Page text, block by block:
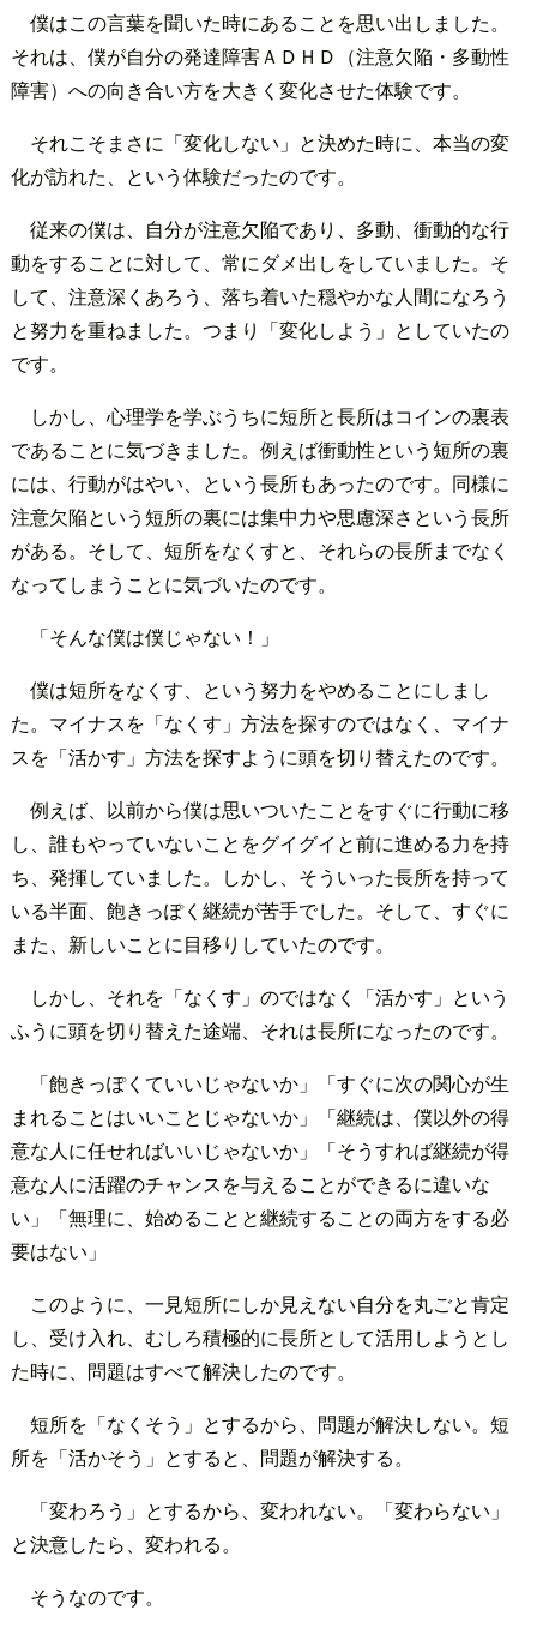
僕はこの言葉を聞いた時にあることを思い出しました。
それは、僕が自分の発達障害ＡＤＨＤ（注意欠陥・多動性
障害）への向き合い方を大きく変化させた体験です。
それこそまさに「変化しない」と決めた時に、本当の変
化が訪れた、という体験だったのです。
従来の僕は、自分が注意欠陥であり、多動、衝動的な行
動をすることに対して、常にダメ出しをしていました。そ
して、注意深くあろう、落ち着いた穏やかな人間になろう
と努力を重ねました。つまり「変化しよう」としていたの
です。
しかし、心理学を学ぶうちに短所と長所はコインの裏表
であることに気づきました。例えば衝動性という短所の裏
には、行動がはやい、という長所もあったのです。同様に
注意欠陥という短所の裏には集中力や思慮深さという長所
がある。そして、短所をなくすと、それらの長所までなく
なってしまうことに気づいたのです。
「そんな僕は僕じゃない！」
僕は短所をなくす、という努力をやめることにしまし
た。マイナスを「なくす」方法を探すのではなく、マイナ
スを「活かす」方法を探すように頭を切り替えたのです。
例えば、以前から僕は思いついたことをすぐに行動に移
し、誰もやっていないことをグイグイと前に進める力を持
ち、発揮していました。しかし、そういった長所を持って
いる半面、飽きっぽく継続が苦手でした。そして、すぐに
また、新しいことに目移りしていたのです。
しかし、それを「なくす」のではなく「活かす」という
ふうに頭を切り替えた途端、それは長所になったのです。
「飽きっぽくていいじゃないか」「すぐに次の関心が生
まれることはいいことじゃないか」「継続は、僕以外の得
意な人に任せればいいじゃないか」「そうすれば継続が得
意な人に活躍のチャンスを与えることができるに違いな
い」「無理に、始めることと継続することの両方をする必
要はない」
このように、一見短所にしか見えない自分を丸ごと肯定
し、受け入れ、むしろ積極的に長所として活用しようとし
た時に、問題はすべて解決したのです。
短所を「なくそう」とするから、問題が解決しない。短
所を「活かそう」とすると、問題が解決する。
「変わろう」とするから、変われない。「変わらない」
と決意したら、変われる。
そうなのです。